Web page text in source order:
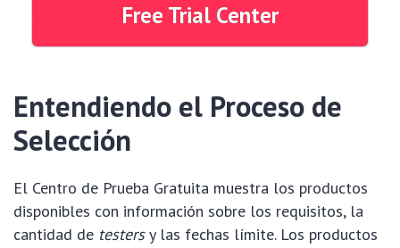
Free Trial Center
Entendiendo el Proceso de
Selección
El Centro de Prueba Gratuita muestra los productos
disponibles con información sobre los requisitos, la
cantidad de testersy las fechas límite. Los productos